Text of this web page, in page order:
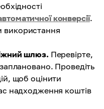
конверсії.
шлюз. Перевірте,
Проведіть
щоб оцінити
надходження коштів